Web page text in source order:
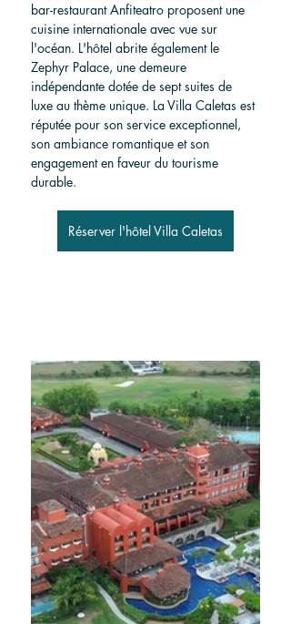
bar-restaurant Anfiteatro proposent une
cuisine internationale avec vue sur
l'océan. L'hôtel abrite également le
Zephyr Palace, une demeure
indépendante dotée de sept suites de
luxe au thème unique. La Villa Caletas est
réputée pour son service exceptionnel,
son ambiance romantique et son
engagement en faveur du tourisme
durable.
Réserver l'hôtel Villa Caletas